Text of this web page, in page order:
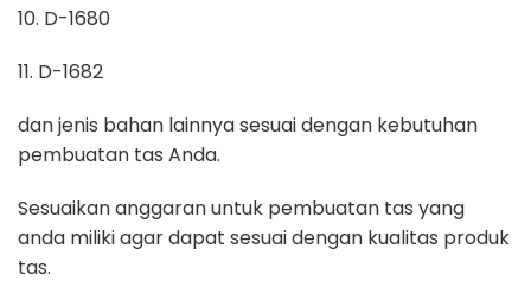
10. D-1680
11. D-1682
dan jenis bahan lainnya sesuai dengan kebutuhan
pembuatan tas Anda.
Sesuaikan anggaran untuk pembuatan tas yang
anda miliki agar dapat sesuai dengan kualitas produk
tas.